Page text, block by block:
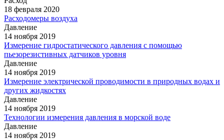
18 февраля 2020
Расходомеры воздуха
Давление
14 ноября 2019
Измерение гидростатического давления с помощью
пьезорезистивных датчиков уровня
Давление
14 ноября 2019
Измерение электрической проводимости в природных водах и
других жидкостях
Давление
14 ноября 2019
Технологии измерения давления в морской воде
Давление
14 ноября 2019